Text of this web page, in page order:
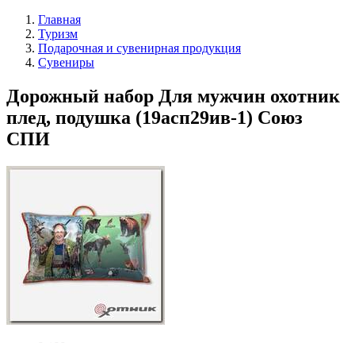
Главная
Туризм
Подарочная и сувенирная продукция
Сувениры
Дорожный набор Для мужчин охотник
плед, подушка (19асп29ив-1) Союз
СПИ